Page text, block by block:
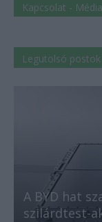
Kapcsolat -
Legutolsó postok
A BYD hat
szilárdtest-